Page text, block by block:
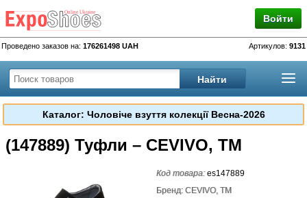
Войти
Проведено заказов на: 176261498 UAH Артикулов: 9131
Каталог: Чоловіче взуття колекції Весна-2026
(147889) Туфли – CEVIVO, TM
Код товара:es147889
Бренд: CEVIVO, TM